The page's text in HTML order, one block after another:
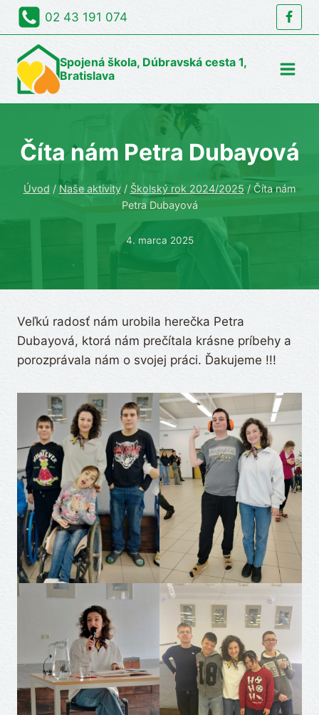
Skip
content
02 43 191 074
Spojená škola, Dúbravská cesta 1,
Bratislava
Číta nám Petra Dubayová
Úvod / Naše aktivity/ Školský rok 2024/2025 /Číta nám
Petra Dubayová
4. marca 2025
Veľkú radosť nám urobila herečka Petra
Dubayová, ktorá nám prečítala krásne príbehy a
porozprávala nám o svojej práci. Ďakujeme !!!